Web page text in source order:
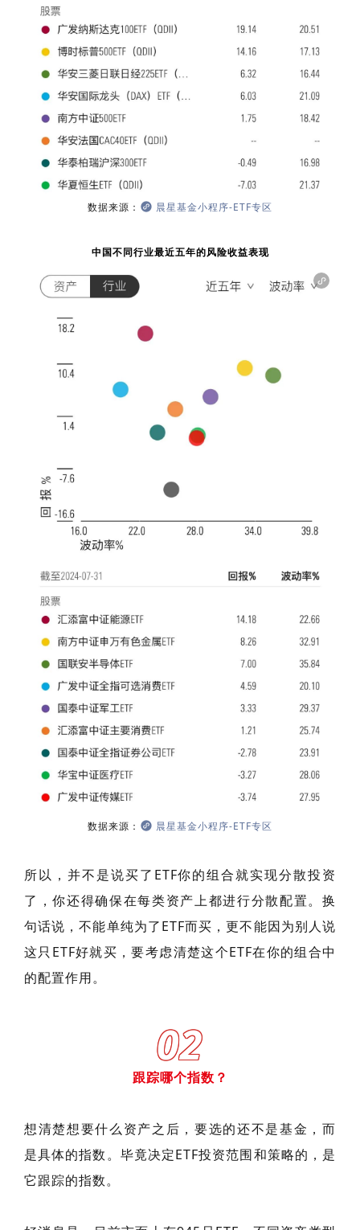
数据来源： 晨星基金小程序-ETF专区
中国不同行业最近五年的风险收益表现
数据来源： 晨星基金小程序-ETF专区
所以，并不是说买了ETF你的组合就实现分散投资
了，你还得确保在每类资产上都进行分散配置。换
句话说，不能单纯为了ETF而买，更不能因为别人说
这只ETF好就买，要考虑清楚这个ETF在你的组合中
的配置作用。
02
跟踪哪个指数？
想清楚想要什么资产之后，要选的还不是基金，而
是具体的指数。毕竟决定ETF投资范围和策略的，是
它跟踪的指数。